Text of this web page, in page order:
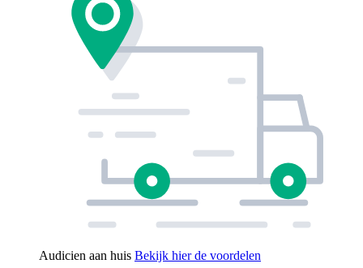
Audicien aan huis Bekijk hier de voordelen